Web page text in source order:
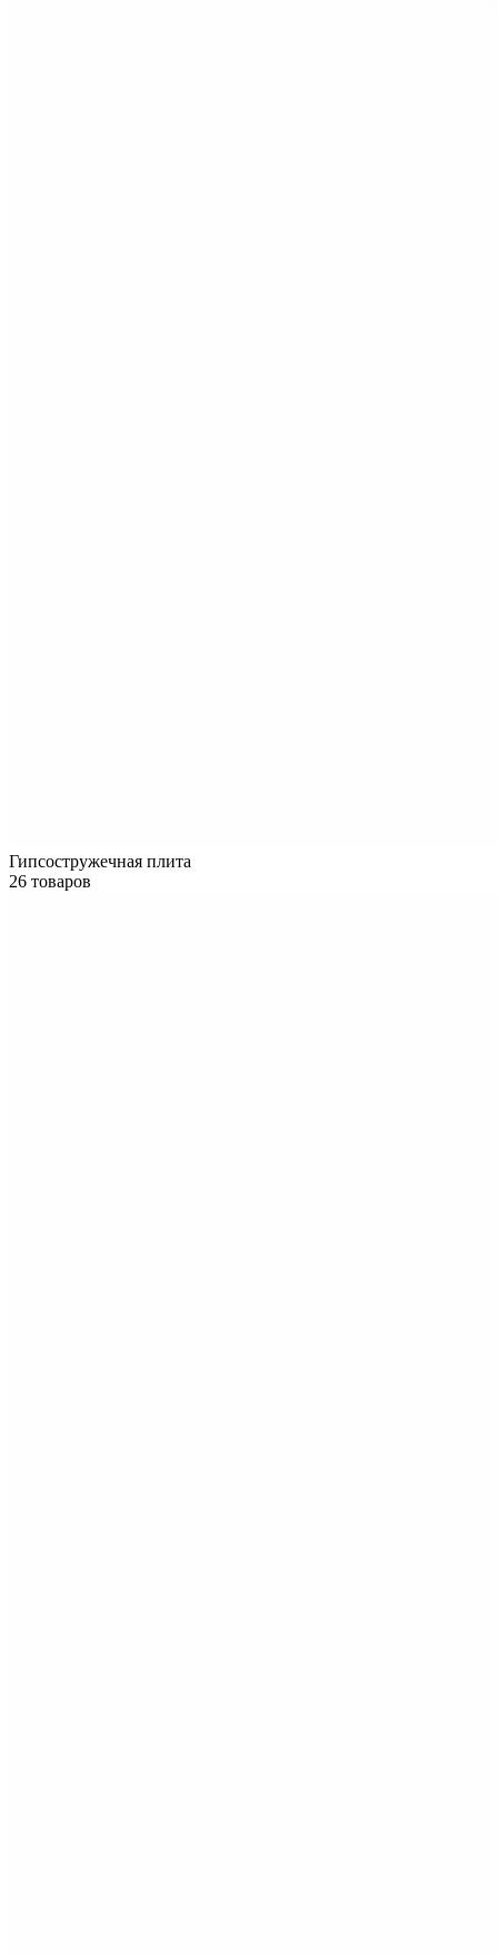
Гипсостружечная плита
26 товаров